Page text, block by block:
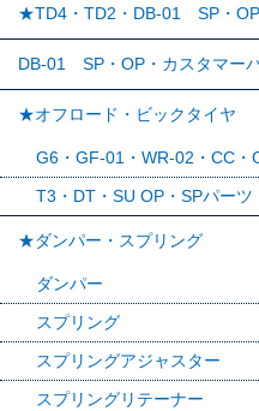
★TD4・TD2・DB-01 SP・
DB-01 SP・OP・カスタマー
★オフロード・ビックタイヤ
G6・GF-01・WR-02・CC
T3・DT・SU OP・SPパーツ
★ダンパー・スプリング
ダンパー
スプリング
スプリングアジャスター
スプリングリテーナー